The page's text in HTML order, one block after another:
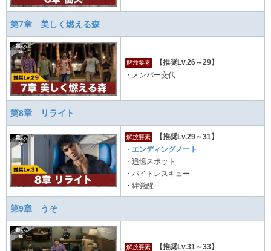
第7章 美しく燃える森
解放要素
【推奨Lv.26～29】
・メンバー交代
第8章 リライト
解放要素
【推奨Lv.29～31】
・ エンディングノート
・追憶スポット
・バイトレスキュー
・絆覚醒
第9章 うそ
解放要素
【推奨Lv.31～33】